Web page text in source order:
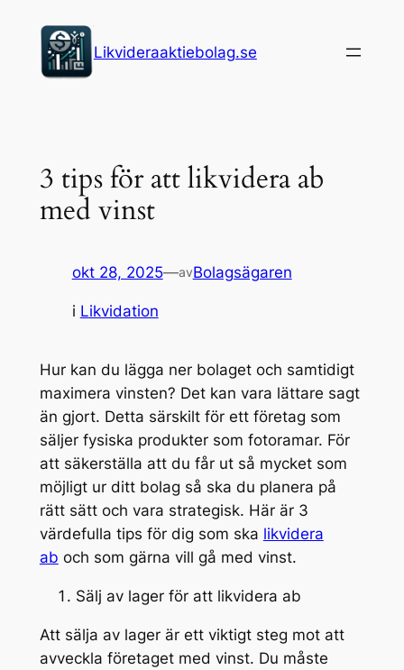
innehåll
Likvideraaktiebolag.se
3 tips för att likvidera ab
med vinst
okt 28, 2025—avBolagsägaren
i Likvidation
Hur kan du lägga ner bolaget och samtidigt
maximera vinsten? Det kan vara lättare sagt
än gjort. Detta särskilt för ett företag som
säljer fysiska produkter som fotoramar. För
att säkerställa att du får ut så mycket som
möjligt ur ditt bolag så ska du planera på
rätt sätt och vara strategisk. Här är 3
värdefulla tips för dig som ska likvidera
ab och som gärna vill gå med vinst.
Sälj av lager för att likvidera ab
Att sälja av lager är ett viktigt steg mot att
avveckla företaget med vinst. Du måste